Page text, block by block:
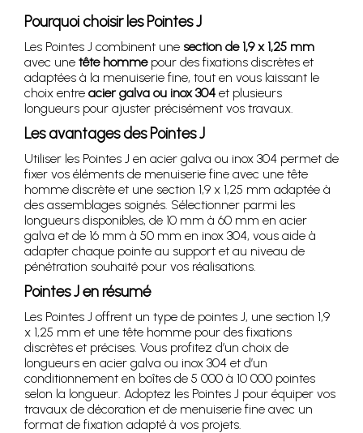
Pourquoi choisir les Pointes J
Les Pointes J combinent une section de 1,9 x 1,25 mm
avec une tête hommepour des fixations discrètes et
adaptées à la menuiserie fine, tout en vous laissant le
choix entre acier galva ou inox 304 et plusieurs
longueurs pour ajuster précisément vos travaux.
Les avantages des Pointes J
Utiliser les Pointes J en acier galva ou inox 304 permet de
fixer vos éléments de menuiserie fine avec une tête
homme discrète et une section 1,9 x 1,25 mm adaptée à
des assemblages soignés. Sélectionner parmi les
longueurs disponibles, de 10 mm à 60 mm en acier
galva et de 16 mm à 50 mm en inox 304, vous aide à
adapter chaque pointe au support et au niveau de
pénétration souhaité pour vos réalisations.
Pointes J en résumé
Les Pointes J offrent un type de pointes J, une section 1,9
x 1,25 mm et une tête homme pour des fixations
discrètes et précises. Vous profitez d’un choix de
longueurs en acier galva ou inox 304 et d’un
conditionnement en boîtes de 5 000 à 10 000 pointes
selon la longueur. Adoptez les Pointes J pour équiper vos
travaux de décoration et de menuiserie fine avec un
format de fixation adapté à vos projets.